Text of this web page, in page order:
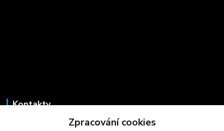
Kontakty
Zpracování cookies